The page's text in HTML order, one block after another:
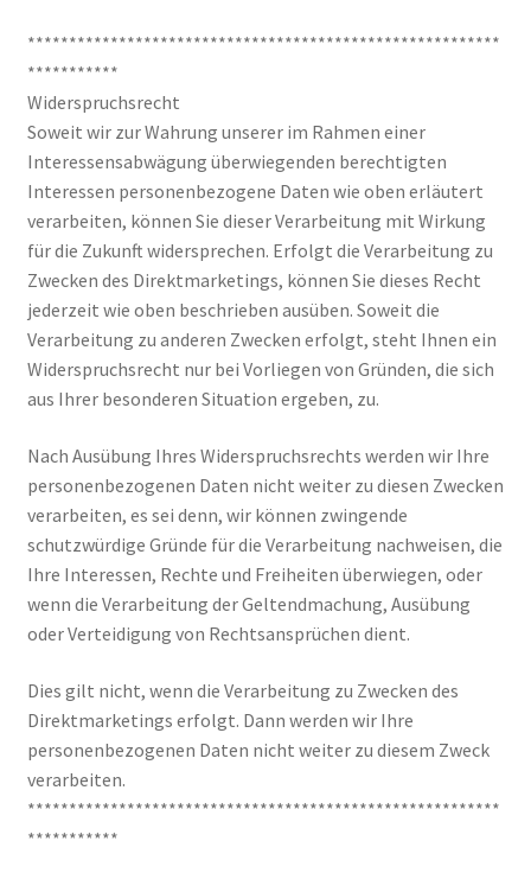
*********************************************************
***********
Widerspruchsrecht
Soweit wir zur Wahrung unserer im Rahmen einer
Interessensabwägung überwiegenden berechtigten
Interessen personenbezogene Daten wie oben erläutert
verarbeiten, können Sie dieser Verarbeitung mit Wirkung
für die Zukunft widersprechen. Erfolgt die Verarbeitung zu
Zwecken des Direktmarketings, können Sie dieses Recht
jederzeit wie oben beschrieben ausüben. Soweit die
Verarbeitung zu anderen Zwecken erfolgt, steht Ihnen ein
Widerspruchsrecht nur bei Vorliegen von Gründen, die sich
aus Ihrer besonderen Situation ergeben, zu.
Nach Ausübung Ihres Widerspruchsrechts werden wir Ihre
personenbezogenen Daten nicht weiter zu diesen Zwecken
verarbeiten, es sei denn, wir können zwingende
schutzwürdige Gründe für die Verarbeitung nachweisen, die
Ihre Interessen, Rechte und Freiheiten überwiegen, oder
wenn die Verarbeitung der Geltendmachung, Ausübung
oder Verteidigung von Rechtsansprüchen dient.
Dies gilt nicht, wenn die Verarbeitung zu Zwecken des
Direktmarketings erfolgt. Dann werden wir Ihre
personenbezogenen Daten nicht weiter zu diesem Zweck
verarbeiten.
*********************************************************
***********